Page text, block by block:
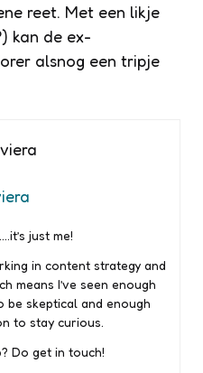
reet. Met een likje
kan de ex-
alsnog een tripje
just me!
in content strategy and
means I’ve seen enough
be skeptical and enough
to stay curious.
Do get in touch!